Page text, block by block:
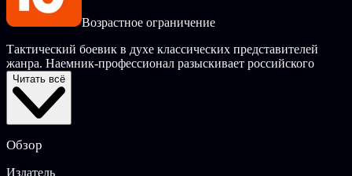
Возрастное ограничение
Тактический боевик в духе классических представителей
жанра. Наемник-профессионал разыскивает российского
«предпринимателя», похитившего крупную сумму денег у
своих «коллег», который скрывается от возмездия в неком
латиноамериканском государстве. Сложная политическая
ситуация, противостояние правительственных войск и
друзей и врагов — «командировка» в экзотическую страну
Читать всё
Обзор
Издатель